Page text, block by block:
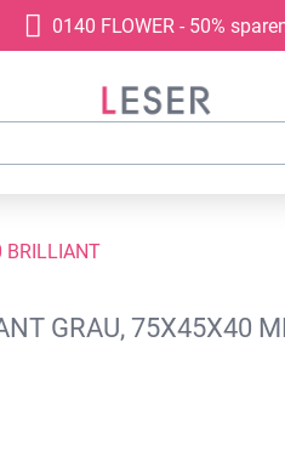
0140 FLOWER - 50%
BRILLIANT
GRAU, 75X45X40